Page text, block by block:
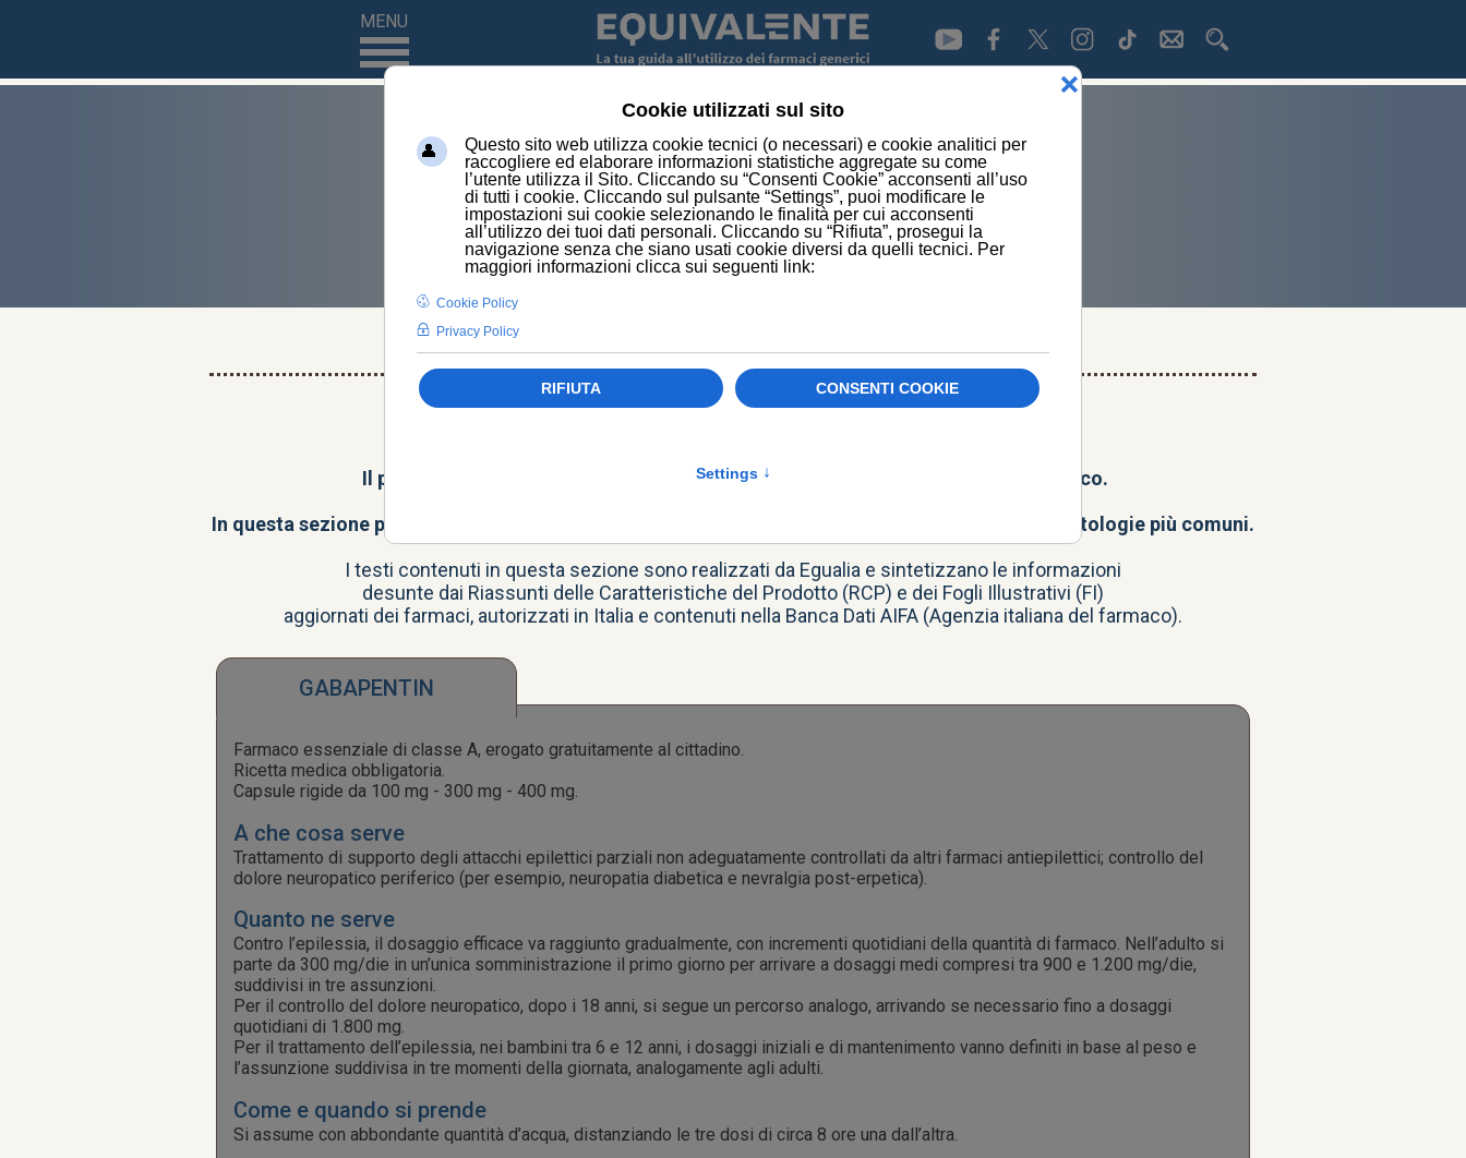
MENU
CONOSCI I PRINCIPI ATTIVI
Il principio attivo è il vero cuore del farmaco, la sostanza con il potere terapeutico.
In questa sezione puoi trovare tutte le informazioni sui principi attivi utili al trattamento delle patologie più comuni.
I testi contenuti in questa sezione sono realizzati da Egualia e sintetizzano le informazioni
desunte dai Riassunti delle Caratteristiche del Prodotto (RCP) e dei Fogli Illustrativi (FI)
aggiornati dei farmaci, autorizzati in Italia e contenuti nella Banca Dati AIFA (Agenzia italiana del farmaco).
GABAPENTIN
Farmaco essenziale di classe A, erogato gratuitamente al cittadino.
Ricetta medica obbligatoria.
Capsule rigide da 100 mg - 300 mg - 400 mg.
A che cosa serve
Trattamento di supporto degli attacchi epilettici parziali non adeguatamente controllati da altri farmaci antiepilettici; controllo del
dolore neuropatico periferico (per esempio, neuropatia diabetica e nevralgia post-erpetica).
Quanto ne serve
Contro l’epilessia, il dosaggio efficace va raggiunto gradualmente, con incrementi quotidiani della quantità di farmaco. Nell’adulto si
parte da 300 mg/die in un’unica somministrazione il primo giorno per arrivare a dosaggi medi compresi tra 900 e 1.200 mg/die,
suddivisi in tre assunzioni.
Per il controllo del dolore neuropatico, dopo i 18 anni, si segue un percorso analogo, arrivando se necessario fino a dosaggi
quotidiani di 1.800 mg.
Per il trattamento dell’epilessia, nei bambini tra 6 e 12 anni, i dosaggi iniziali e di mantenimento vanno definiti in base al peso e
l’assunzione suddivisa in tre momenti della giornata, analogamente agli adulti.
Come e quando si prende
Si assume con abbondante quantità d’acqua, distanziando le tre dosi di circa 8 ore una dall’altra.